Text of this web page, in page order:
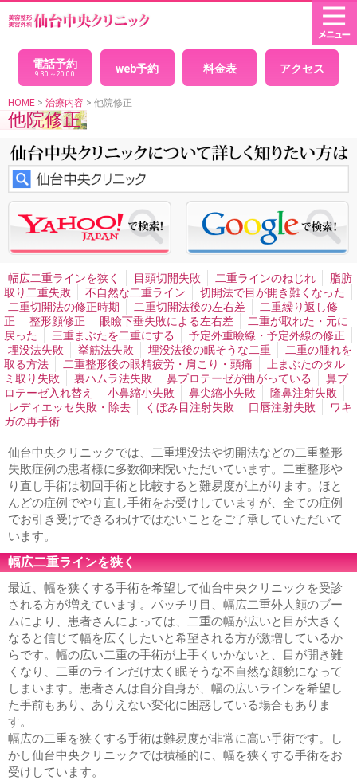
HOME
× 閉じる
パッチリ目デカ目二重
二重埋没法
腫れない二重 埋没法の経過
腫れないパッチ
リ目
印象を変えないで綺麗になりたい、クイック二重
自
然な二重
黒目整形
の戻らない二重
い
二重全切開法
二重左右差修正
平行二重 末広二重
セクシー二重ネコ目
整形
二重の幅を広げたい
まつ毛の生え際が見える二重
アイプチかぶれ
顔面の非対称・バランス
男性二重切開法
イケメン二重
目尻切開
切れ長の目 目の横幅を広げる 眼瞼下垂
切ら
ない眼瞼下垂
目つき矯正 眼瞼下垂による左右差
ハード
コンタクトによる眼瞼下垂
腫れない眼瞼下垂
重症眼瞼下
上まぶたのたるみとり
目の下のシワたるみ取りクマ消
膨らみ取り
切らないタルミ取り手術 離れ目
幼く見える
顔の整形
魅力的な目元整形 目と眉を近づける
くぼみ目
治療
プチ整形
目の下ヒアルロン酸注入
目の周りのシワ
涙袋形成、涙堂
形成
法令線ヒアルロン酸注入 口周りのシワ取り
口角ヒ
アルロン酸注入
上唇のシワ取りヒアルロン酸注入
エラ小
顔注射
小顔になりたい 鼻ヒアルロン酸注入
男性の隆鼻
ヒアルロン酸
顎ヒアルロン酸注入
ホホの窪みヒアルロン
酸注入
鼻、あご、唇
隆鼻、鼻プロテーゼ
鼻筋を通す
鼻の穴を見えなくする
鼻の穴が大きい
小鼻縮小・鼻幅縮小
鼻尖縮小・鼻尖形成
鼻を小さくする
鼻が横に広がっている
団子鼻を治したい
鼻が目立つ顔
あぐら鼻の整形 外人のような鼻
鼻が嫌
お勧め鼻整形
鼻中隔延長 人中短縮・鼻下短縮
鼻の形を
整える整形
ラインを出す
割れアゴ修正 アゴ梅干し あご削り
顎の
短縮・短くしたい
る
下顎の突出 顎が大きい しゃくれ顔の修正
下顔面・
中顔面の短縮
エラ削り・エラ骨切り エラが大きい
エラ
を小さくしたい
顔が大きい 口元をハッキリさせたい
唇縮小
たらこ唇 ぽってり唇 アヒル口 ガミースマイル
若返り
フェイスリフト
ネックリフト 目元の若返り
ゴルゴ線を
消したい
顔のたるみ 男性の若返り
脂肪吸引
顔、首の脂肪吸引
ホホ、アゴの脂肪吸引
顔のラインをシ
ャープに
顔痩せ・顔太り 二重顎を治したい
二の腕の脂
肪吸引
電話予約
9:30～20:00 web予約 料金表 アクセス
HOME > 治療内容 > 他院修正
他院修正
幅広二重ラインを狭く 目頭切開失敗 二重ラインのねじれ
脂肪
取り二重失敗
不自然な二重ライン
切開法で目が開き難くなった
二重切開法の修正時期
二重切開法後の左右差
二重繰り返し修
正
整形顔修正 眼瞼下垂失敗による左右差
二重が取れた・元に
戻った
三重まぶたを二重にする
予定外重瞼線・予定外線の修正
埋没法失敗
挙筋法失敗 埋没法後の眠そうな二重
二重の腫れを
取る方法
二重整形後の眼精疲労・肩こり・頭痛
上まぶたのタル
ミ取り失敗
裏ハムラ法失敗 鼻プロテーゼが曲がっている
鼻プ
ロテーゼ入れ替え
小鼻縮小失敗 鼻尖縮小失敗
隆鼻注射失敗
レディエッセ失敗・除去
くぼみ目注射失敗 口唇注射失敗
ワキ
ガの再手術
仙台中央クリニックでは、二重埋没法や切開法などの二重整形
失敗症例の患者様に多数御来院いただいています。二重整形や
り直し手術は初回手術と比較すると難易度が上がります。ほと
んどの症例でやり直し手術をお受けしていますが、全ての症例
でお引き受けできるわけではないことをご了承していただいて
います。
幅広二重ラインを狭く
最近、幅を狭くする手術を希望して仙台中央クリニックを受診
される方が増えています。パッチリ目、幅広二重外人顔のブー
ムにより、患者さんによっては、二重の幅が広いと目が大きく
なると信じて幅を広くしたいと希望される方が激増しているか
らです。幅の広い二重の手術が上手くいかないと、目が開き難
くなり、二重のラインだけ太く眠そうな不自然な顔貌になって
しまいます。患者さんは自分自身が、幅の広いラインを希望し
た手前もあり、ありえない変化に困惑している場合もありま
す。
幅広の二重を狭くする手術は難易度が非常に高い手術です。し
かし仙台中央クリニックでは積極的に、幅を狭くする手術をお
受けしています。